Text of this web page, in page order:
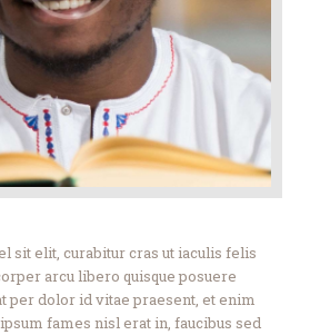
sit elit, curabitur cras ut iaculis felis
arcu libero quisque posuere
per dolor id vitae praesent, et enim
fames nisl erat in, faucibus sed